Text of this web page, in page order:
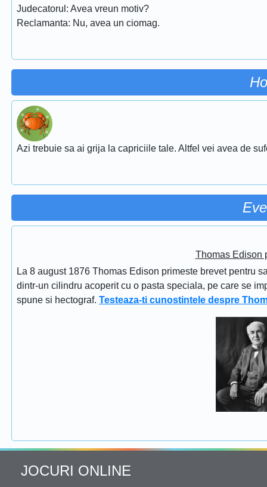
Judecatorul: Avea vreun motiv?
Reclamanta: Nu, avea un ciomag.
Azi trebuie sa ai grija la capriciile tale. Altfel vei avea de
Thomas Edison
La 8 august 1876 Thomas Edison primeste brevet pentru
dintr-un cilindru acoperit cu o pasta speciala, pe care se
spune si hectograf. Testeaza-ti cunostintele despre
JOCURI ONLINE